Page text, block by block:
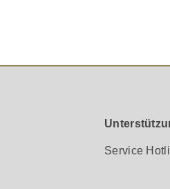
Klangqualität
Service